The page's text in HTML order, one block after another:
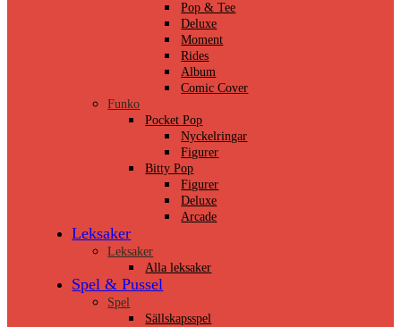
Pop & Tee
Deluxe
Moment
Rides
Album
Comic Cover
Funko
Pocket Pop
Nyckelringar
Figurer
Bitty Pop
Figurer
Deluxe
Arcade
Leksaker
Leksaker
Alla leksaker
Spel & Pussel
Spel
Sällskapsspel